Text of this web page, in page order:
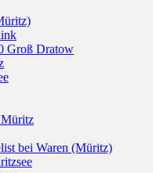
Groß Dratow
Müritz
bei Waren (Müritz)